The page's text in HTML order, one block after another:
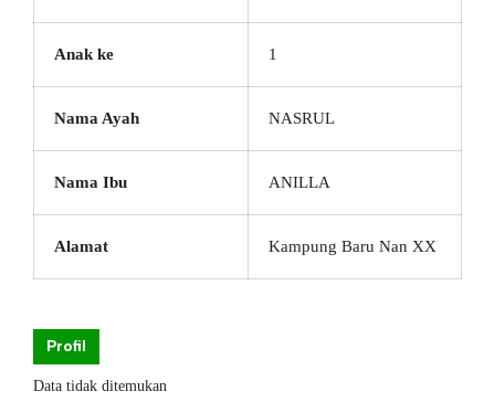
Anak ke 1
Nama Ayah NASRUL
Nama Ibu ANILLA
Alamat Kampung Baru Nan XX
Profil
Data tidak ditemukan